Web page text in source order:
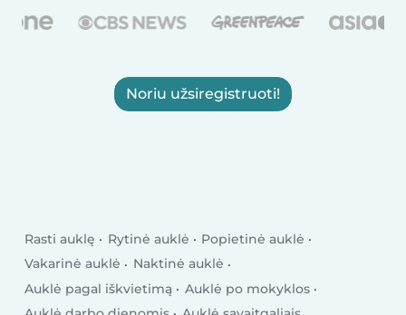
Noriu užsiregistruoti!
Rasti auklę Rytinė auklė
Popietinė auklė
Vakarinė auklė
Naktinė auklė
Auklė pagal iškvietimą
Auklė po mokyklos